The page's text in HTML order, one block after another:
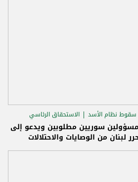
سقوط نظام الأسد الاستحقاق الرئاسي
مسؤولين سوريين مطلوبين ويدعو إلى
من الوصايات والاحتلالات